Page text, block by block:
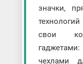
значки,
свои
чехлами